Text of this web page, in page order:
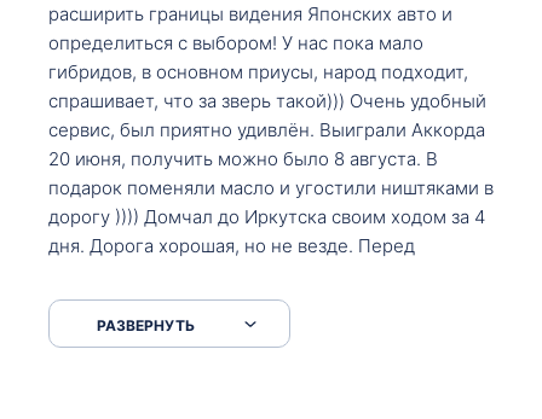
расширить границы видения Японских авто и
определиться с выбором! У нас пока мало
гибридов, в основном приусы, народ подходит,
спрашивает, что за зверь такой))) Очень удобный
сервис, был приятно удивлён. Выиграли Аккорда
20 июня, получить можно было 8 августа. В
подарок поменяли масло и угостили ништяками в
дорогу )))) Домчал до Иркутска своим ходом за 4
дня. Дорога хорошая, но не везде. Перед
серпантинах по пути следования.
РАЗВЕРНУТЬ